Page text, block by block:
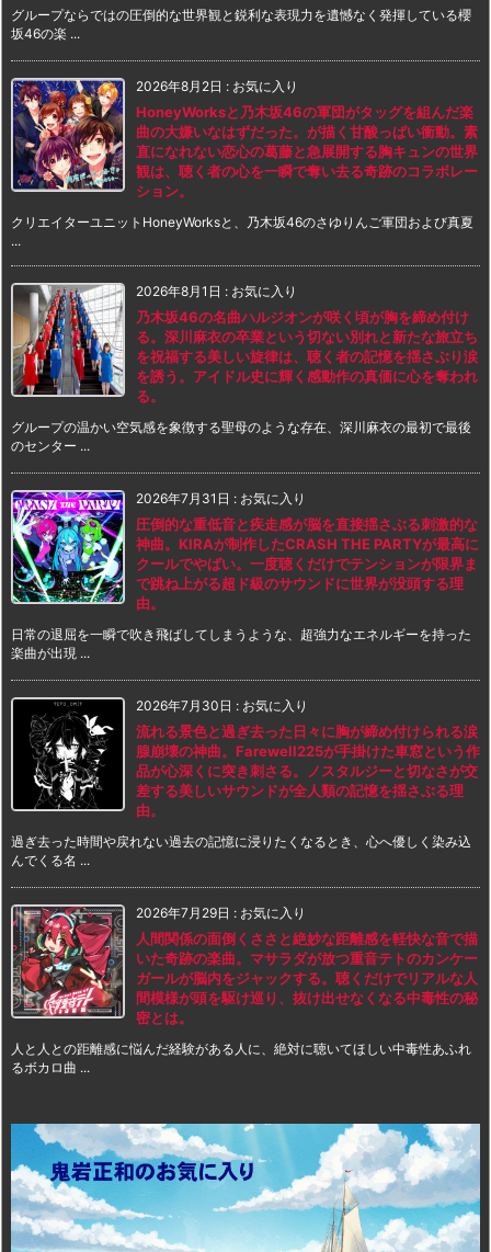
グループならではの圧倒的な世界観と鋭利な表現力を遺憾なく発揮している櫻
坂46の楽 ...
2026年8月2日 : お気に入り
HoneyWorksと乃木坂46の軍団がタッグを組んだ楽
曲の大嫌いなはずだった。が描く甘酸っぱい衝動。素
直になれない恋心の葛藤と急展開する胸キュンの世界
観は、聴く者の心を一瞬で奪い去る奇跡のコラボレー
ション。
クリエイターユニットHoneyWorksと、乃木坂46のさゆりんご軍団および真夏
...
2026年8月1日 : お気に入り
乃木坂46の名曲ハルジオンが咲く頃が胸を締め付け
る。深川麻衣の卒業という切ない別れと新たな旅立ち
を祝福する美しい旋律は、聴く者の記憶を揺さぶり涙
を誘う。アイドル史に輝く感動作の真価に心を奪われ
る。
グループの温かい空気感を象徴する聖母のような存在、深川麻衣の最初で最後
のセンター ...
2026年7月31日 : お気に入り
圧倒的な重低音と疾走感が脳を直接揺さぶる刺激的な
神曲。KIRAが制作したCRASH THE PARTYが最高に
クールでやばい。一度聴くだけでテンションが限界ま
で跳ね上がる超ド級のサウンドに世界が没頭する理
由。
日常の退屈を一瞬で吹き飛ばしてしまうような、超強力なエネルギーを持った
楽曲が出現 ...
2026年7月30日 : お気に入り
流れる景色と過ぎ去った日々に胸が締め付けられる涙
腺崩壊の神曲。Farewell225が手掛けた車窓という作
品が心深くに突き刺さる。ノスタルジーと切なさが交
差する美しいサウンドが全人類の記憶を揺さぶる理
由。
過ぎ去った時間や戻れない過去の記憶に浸りたくなるとき、心へ優しく染み込
んでくる名 ...
2026年7月29日 : お気に入り
人間関係の面倒くささと絶妙な距離感を軽快な音で描
いた奇跡の楽曲。マサラダが放つ重音テトのカンケー
ガールが脳内をジャックする。聴くだけでリアルな人
間模様が頭を駆け巡り、抜け出せなくなる中毒性の秘
密とは。
人と人との距離感に悩んだ経験がある人に、絶対に聴いてほしい中毒性あふれ
るボカロ曲 ...